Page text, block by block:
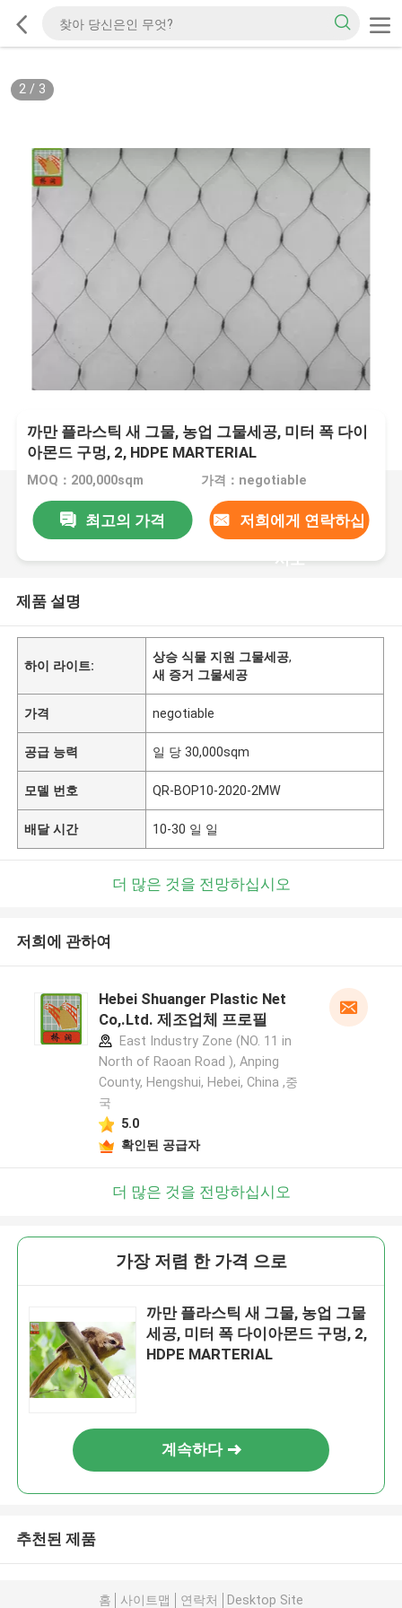
2/ 3
까만 플라스틱 새 그물, 농업 그물세공, 미터 폭 다이
아몬드 구멍, 2, HDPE MARTERIAL
MOQ：200,000sqm 가격：negotiable
최고의 가격 저희에게 연락하십
시오
제품 설명
하이 라이트:
상승 식물 지원 그물세공,
새 증거 그물세공
가격 negotiable
공급 능력 일 당 30,000sqm
모델 번호 QR-BOP10-2020-2MW
배달 시간 10-30 일 일
더 많은 것을 전망하십시오
저희에 관하여
Hebei Shuanger Plastic Net
Co,.Ltd. 제조업체 프로필
East Industry Zone (NO. 11 in
North of Raoan Road ), Anping
County, Hengshui, Hebei, China ,중
국
5.0
확인된 공급자
더 많은 것을 전망하십시오
가장 저렴 한 가격 으로
까만 플라스틱 새 그물, 농업 그물
세공, 미터 폭 다이아몬드 구멍, 2,
HDPE MARTERIAL
계속하다
추천된 제품
홈 사이트맵 연락처 Desktop Site